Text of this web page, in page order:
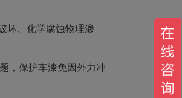
坏、化学腐蚀物理渗
，保护车漆免因外力冲